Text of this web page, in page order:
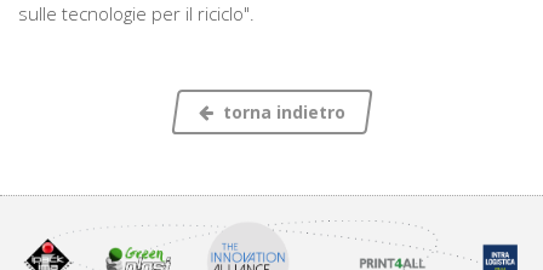
sulle tecnologie per il riciclo".
torna indietro